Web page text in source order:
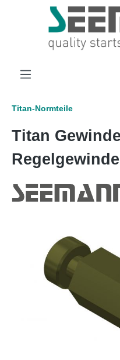
springen
Titan-Normteile
Titan
Regelgewinde